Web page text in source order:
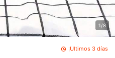
1/8
¡Últimos 3 días